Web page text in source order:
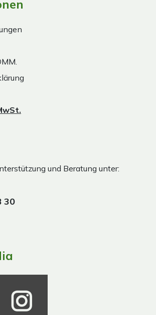
und Beratung unter:
30